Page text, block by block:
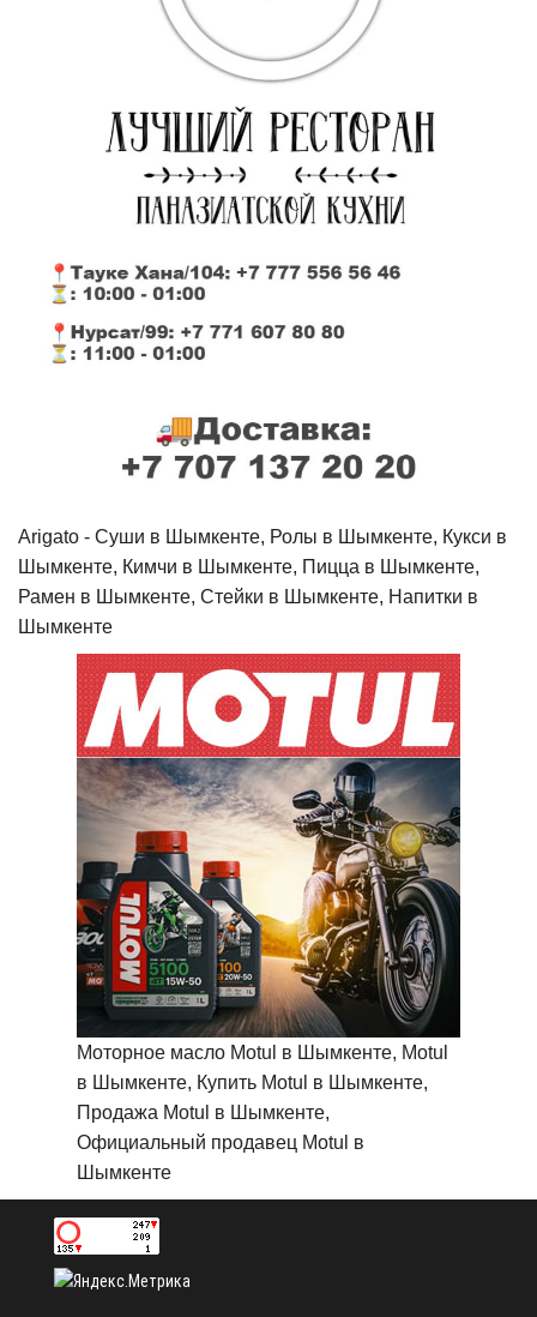
Arigato - Cуши в Шымкенте, Ролы в Шымкенте, Кукси в
Шымкенте, Кимчи в Шымкенте, Пицца в Шымкенте,
Рамен в Шымкенте, Стейки в Шымкенте, Напитки в
Шымкенте
Моторное масло Motul в Шымкенте, Motul
в Шымкенте, Купить Motul в Шымкенте,
Продажа Motul в Шымкенте,
Официальный продавец Motul в
Шымкенте